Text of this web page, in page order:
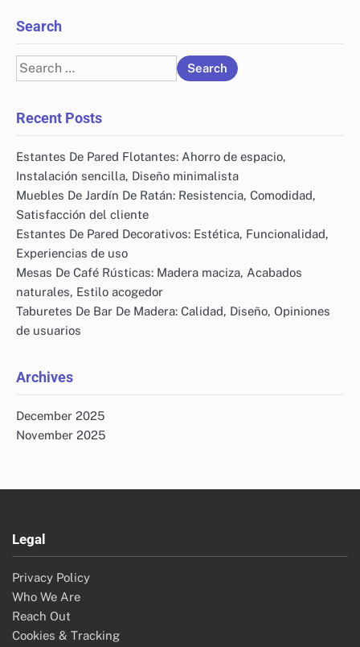
Search
Search
for:
Recent Posts
Estantes De Pared Flotantes: Ahorro de espacio,
Instalación sencilla, Diseño minimalista
Muebles De Jardín De Ratán: Resistencia, Comodidad,
Satisfacción del cliente
Estantes De Pared Decorativos: Estética, Funcionalidad,
Experiencias de uso
Mesas De Café Rústicas: Madera maciza, Acabados
naturales, Estilo acogedor
Taburetes De Bar De Madera: Calidad, Diseño, Opiniones
de usuarios
Archives
December 2025
November 2025
Legal
Privacy Policy
Who We Are
Reach Out
Cookies & Tracking